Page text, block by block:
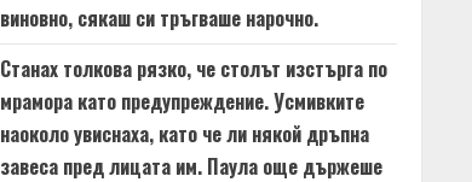
виновно, сякаш си тръгваше нарочно.
Станах толкова рязко, че столът изстърга по
мрамора като предупреждение. Усмивките
наоколо увиснаха, като че ли някой дръпна
завеса пред лицата им. Паула още държеше